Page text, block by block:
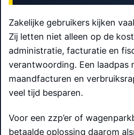
Zakelijke gebruikers kijken
Zij letten niet alleen op de
administratie, facturatie en
verantwoording. Een laadpas
maandfacturen en
veel tijd besparen.
Voor een zzp’er of
betaalde oplossing daarom